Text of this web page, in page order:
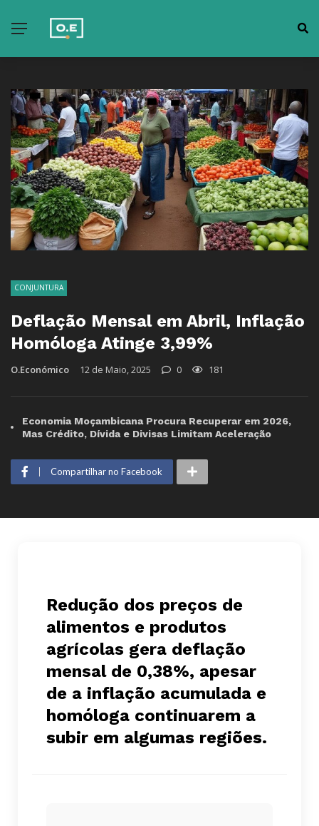
CONJUNTURA
Deflação Mensal em Abril, Inflação
Homóloga Atinge 3,99%
O.Económico 12 de Maio, 2025 0 181
Economia Moçambicana Procura Recuperar em 2026,
Mas Crédito, Dívida e Divisas Limitam Aceleração
Compartilhar no Facebook
Redução dos preços de
alimentos e produtos
agrícolas gera deflação
mensal de 0,38%, apesar
de a inflação acumulada e
homóloga continuarem a
subir em algumas regiões.